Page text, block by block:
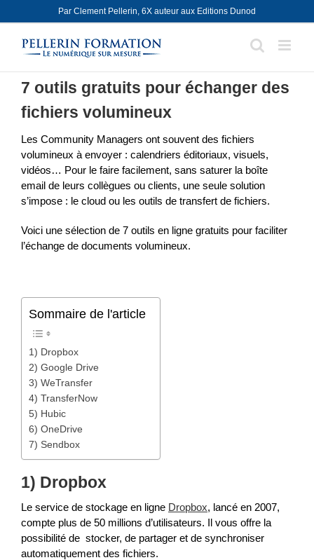
to
content
Par Clement Pellerin, 6X auteur aux Editions Dunod
7 outils gratuits pour échanger des
fichiers volumineux
Les Community Managers ont souvent des fichiers
volumineux à envoyer : calendriers éditoriaux, visuels,
vidéos… Pour le faire facilement, sans saturer la boîte
email de leurs collègues ou clients, une seule solution
s’impose : le cloud ou les outils de transfert de fichiers.
Voici une sélection de 7 outils en ligne gratuits pour faciliter
l’échange de documents volumineux.
Sommaire de l'article
1) Dropbox
2) Google Drive
3) WeTransfer
4) TransferNow
5) Hubic
6) OneDrive
7) Sendbox
1) Dropbox
Le service de stockage en ligne Dropbox, lancé en 2007,
compte plus de 50 millions d’utilisateurs. Il vous offre la
possibilité de stocker, de partager et de synchroniser
automatiquement des fichiers.